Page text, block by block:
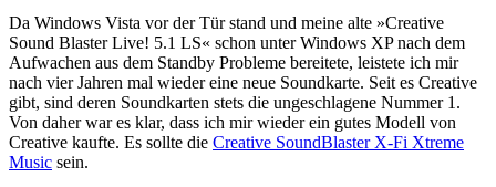
Da Windows Vista vor der Tür stand und meine alte »Creative
Sound Blaster Live! 5.1 LS« schon unter Windows XP nach dem
Aufwachen aus dem Standby Probleme bereitete, leistete ich mir
nach vier Jahren mal wieder eine neue Soundkarte. Seit es Creative
gibt, sind deren Soundkarten stets die ungeschlagene Nummer 1.
Von daher war es klar, dass ich mir wieder ein gutes Modell von
Creative kaufte. Es sollte die Creative SoundBlaster X-Fi Xtreme
Music sein.